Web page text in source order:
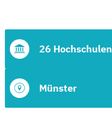
Münster
26 Hochschulen